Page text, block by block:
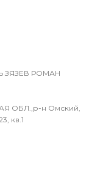
ДЛЯ
ПЛОЩАДЬЮ
ЗЯЗЕВ РОМАН
ОБЛ.,р-н Омский,
кв.1